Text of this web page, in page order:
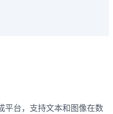
平台，支持文本和图像在数